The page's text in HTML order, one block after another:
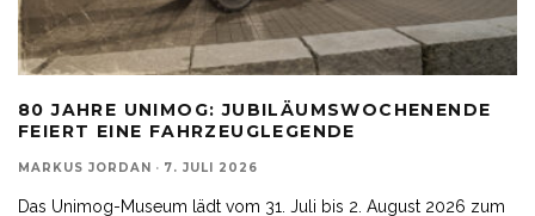
80 JAHRE UNIMOG: JUBILÄUMSWOCHENENDE
FEIERT EINE FAHRZEUGLEGENDE
MARKUS JORDAN · 7. JULI 2026
Das Unimog-Museum lädt vom 31. Juli bis 2. August 2026 zum